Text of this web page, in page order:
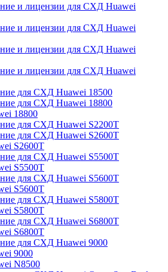
и лицензии для СХД Huawei
и лицензии для СХД Huawei
и лицензии для СХД Huawei
и лицензии для СХД Huawei
для СХД Huawei 18500
для СХД Huawei 18800
18800
для СХД Huawei S2200T
для СХД Huawei S2600T
S2600T
для СХД Huawei S5500T
S5500T
для СХД Huawei S5600T
S5600T
для СХД Huawei S5800T
S5800T
для СХД Huawei S6800T
S6800T
для СХД Huawei 9000
9000
N8500